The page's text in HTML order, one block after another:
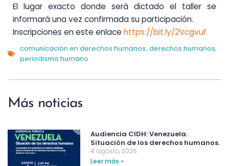
El lugar exacto donde será dictado el taller se
informará una vez confirmada su participación.
Inscripciones en este enlace https://bit.ly/2Vcgvuf
comunicación en derechos humanos, derechos humanos,
periodismo humano
Más noticias
Audiencia CIDH: Venezuela.
Situación de los derechos humanos.
4 agosto, 2026
Leer más »